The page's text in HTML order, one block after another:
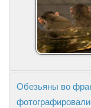
Обезьяны во